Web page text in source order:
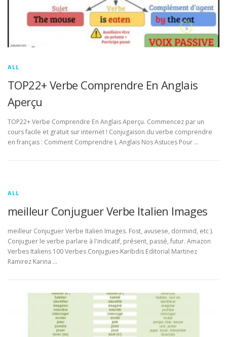
ALL
TOP22+ Verbe Comprendre En Anglais
Aperçu
TOP22+ Verbe Comprendre En Anglais Aperçu. Commencez par un
cours facile et gratuit sur internet ! Conjugaison du verbe comprendre
en français : Comment Comprendre L Anglais Nos Astuces Pour …
ALL
meilleur Conjuguer Verbe Italien Images
meilleur Conjuguer Verbe Italien Images. Fost, avusese, dormind, etc ).
Conjuguer le verbe parlare à l'indicatif, présent, passé, futur. Amazon
Verbes Italiens 100 Verbes Conjugues Karibdis Editorial Martinez
Ramirez Karina …